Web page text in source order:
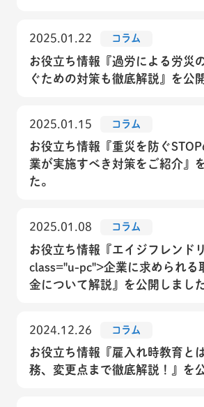
2025.01.22 コラム
お役立ち情報『過労による労災
ぐための対策も徹底解説』を公
2025.01.15 コラム
お役立ち情報『重災を防ぐ
業が実施すべき対策をご紹介』
た。
2025.01.08 コラム
お役立ち情報『エイジフレンド
class="u-pc">企業に求められる
金について解説』を公開しました
2024.12.26 コラム
お役立ち情報『雇入れ時教育と
務、変更点まで徹底解説！』を